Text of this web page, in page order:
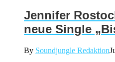
Jennifer
neue Single
By Soundjungle Redaktion